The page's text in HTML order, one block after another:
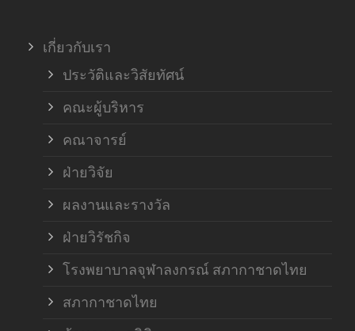
เกี่ยวกับเรา
ประวัติและวิสัยทัศน์
คณะผู้บริหาร
คณาจารย์
ฝ่ายวิจัย
ผลงานและรางวัล
ฝ่ายวิรัชกิจ
โรงพยาบาลจุฬาลงกรณ์ สภากาชาดไทย
สภากาชาดไทย